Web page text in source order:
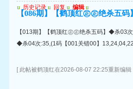
u 历史记录 u 回复 u 编辑 u
【086期】【鹤顶红㊣㊣绝杀五码
【013期】【鹤顶红㊣㊣绝杀五码】◆杀03
◆杀04次:35,(1码【001关错00】
[ 此帖被鹤顶红在2026-08-07 22:25重新编辑